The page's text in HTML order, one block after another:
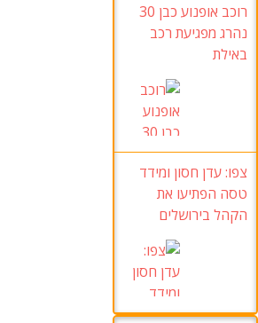
רוכב אופנוע כבן 30
נהרג מפגיעת רכב
באילת
צפו:עדן חסון ומידד
טסה הפתיעו את
הקהל בירושלים